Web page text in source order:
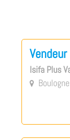
Isifa Plus
